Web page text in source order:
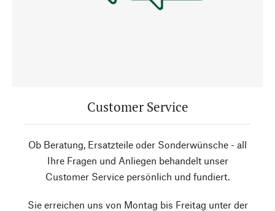
Customer Service
Ob Beratung, Ersatzteile oder Sonderwünsche - all
Ihre Fragen und Anliegen behandelt unser
Customer Service persönlich und fundiert.
Sie erreichen uns von Montag bis Freitag unter der